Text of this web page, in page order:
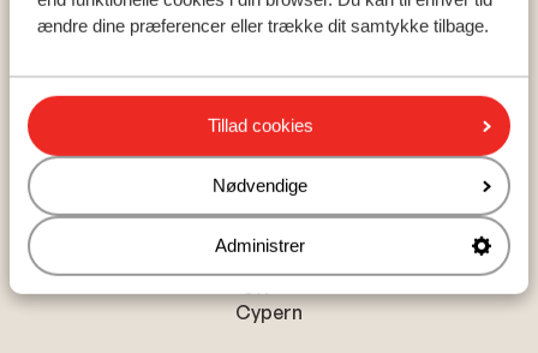
ændre dine præferencer eller trække dit samtykke tilbage.
Tillad cookies
Nødvendige
Administrer
Hjem Rejser Spanien
Fuerteventura
Populære lande
Tyrkiet
Grækenland
Egypten
Cypern